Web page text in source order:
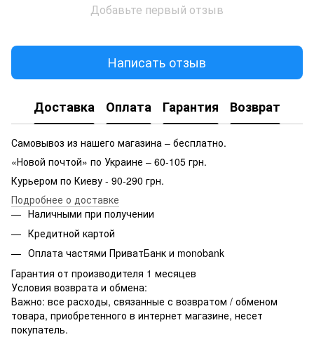
Добавьте первый отзыв
Написать отзыв
Доставка Оплата Гарантия Возврат
Самовывоз из нашего магазина – бесплатно.
«Новой почтой» по Украине – 60-105 грн.
Курьером по Киеву - 90-290 грн.
Подробнее о доставке
Наличными при получении
Кредитной картой
Оплата частями ПриватБанк и monobank
Гарантия от производителя 1 месяцев
Условия возврата и обмена:
Важно: все расходы, связанные с возвратом / обменом
товара, приобретенного в интернет магазине, несет
покупатель.